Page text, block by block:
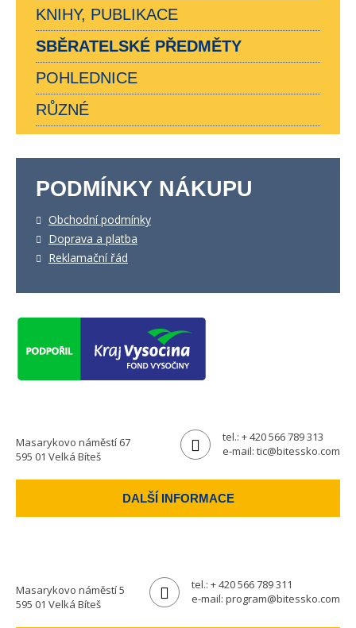
KNIHY, PUBLIKACE
SBĚRATELSKÉ PŘEDMĚTY
POHLEDNICE
RŮZNÉ
PODMÍNKY NÁKUPU
Obchodní podmínky
Doprava a platba
Reklamační řád
Masarykovo náměstí 67
595 01 Velká Bíteš
tel.: + 420 566 789 313
e-mail: tic@bitessko.com
DALŠÍ INFORMACE
Masarykovo náměstí 5
595 01 Velká Bíteš
tel.: + 420 566 789 311
e-mail: program@bitessko.com